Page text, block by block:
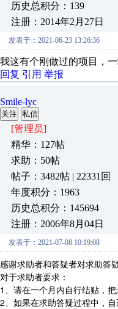
历史总积分：139
注册：2014年2月27日
发表于：2021-06-23 13:26:36
我这有个刚做过的项目，
回复 引用 举报
Smile-lyc
关注 私信
[管理员]
精华：127帖
求助：50帖
帖子：3482帖 | 22331回
年度积分：1963
历史总积分：145694
注册：2006年8月04日
发表于：2021-07-08 10:19:08
感谢求助者和答疑者对求助答
对于求助者要求：
1、请在一个月内自行结贴，
2、如果在求助答疑过程中，